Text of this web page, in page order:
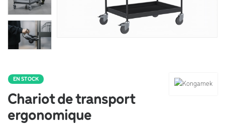
EN STOCK
Chariot de transport
ergonomique